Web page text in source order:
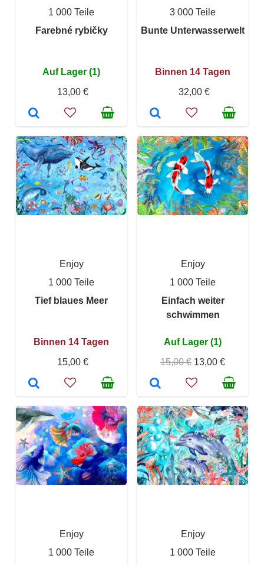
1 000 Teile
Farebné rybičky
Auf Lager (1)
13,00 €
3 000 Teile
Bunte Unterwasserwelt
Binnen 14 Tagen
32,00 €
Enjoy
1 000 Teile
Tief blaues Meer
Binnen 14 Tagen
15,00 €
Enjoy
1 000 Teile
Einfach weiter
schwimmen
Auf Lager (1)
15,00 € 13,00 €
Enjoy
1 000 Teile
Enjoy
1 000 Teile